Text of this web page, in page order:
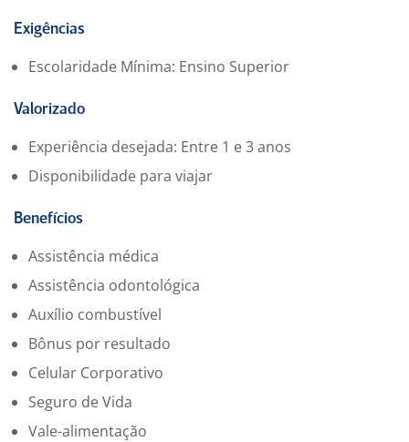
informações corretas de cada led
condições de pagamento e descontos da venda.
Orientar os clientes quanto às especificações dos
produtos e/ou serviços.
Controlar os pedidos dos clientes, qualidade dos
Exigências
Escolaridade Mínima: Ensino Superior
Valorizado
Experiência desejada: Entre 1 e 3 anos
Disponibilidade para viajar
Benefícios
Assistência médica
Assistência odontológica
Auxílio combustível
Bônus por resultado
Celular Corporativo
Seguro de Vida
Vale-alimentação